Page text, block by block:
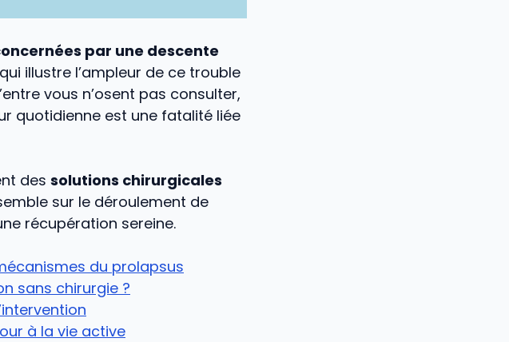
par une descente
illustre l’ampleur de ce trouble
vous n’osent pas consulter,
quotidienne est une fatalité liée
des solutions chirurgicales
sur le déroulement de
récupération sereine.
du prolapsus
sans chirurgie ?
à la vie active